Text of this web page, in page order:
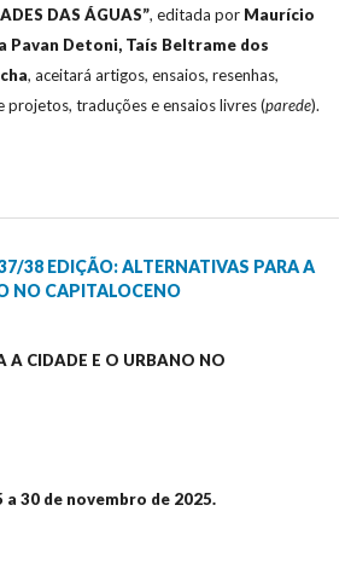
DAS ÁGUAS”, editada por Maurício
Pavan Detoni, Taís Beltrame dos
, aceitará artigos, ensaios, resenhas,
projetos, traduções e ensaios livres (parede).
38 EDIÇÃO: ALTERNATIVAS PARA A
NO CAPITALOCENO
A CIDADE E O URBANO NO
30 de novembro de 2025.